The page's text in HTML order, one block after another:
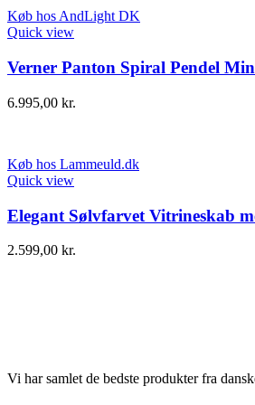
Køb hos AndLight DK
Quick view
Verner Panton Spiral Pendel
6.995,00 kr.
Køb hos Lammeuld.dk
Quick view
Elegant Sølvfarvet Vitrineskab
2.599,00 kr.
Vi har samlet de bedste produkter fra